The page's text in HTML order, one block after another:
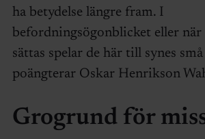
ha betydelse längre fram. I
befordningsögonblicket eller när
sättas spelar de här till synes
poängterar Oskar Henrikson
Grogrund för